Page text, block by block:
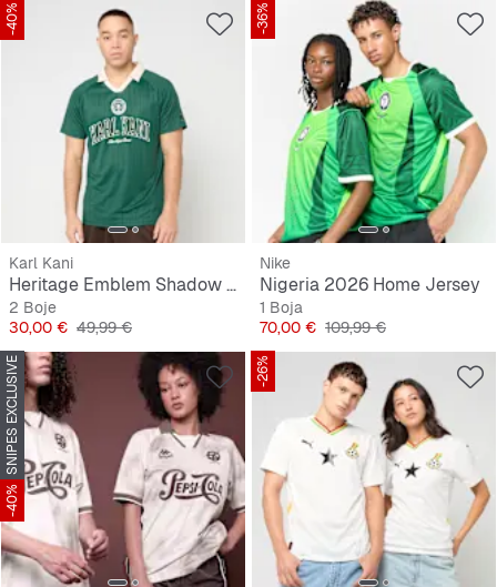
-40%
Karl Kani
Heritage Emblem Shadow Pinstripe Soccer Jersey
2 Boje
Cijena
30,00 € Originalna cijena
49,99 €
-36%
Nike
Nigeria 2026 Home Jersey
1 Boja
Cijena
70,00 € Originalna cijena
109,99 €
SNIPES EXCLUSIVE
-40%
-26%